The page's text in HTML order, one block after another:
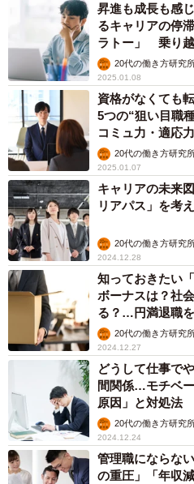
昇進も成長も感
るキャリアの停
ラトー」 乗り越
20代の働き方研究
2025.01.08
資格がなくても
5つの“狙い目職
コミュ力・適応
20代の働き方研究
2025.01.07
キャリアの未来
リアパス」を考
20代の働き方研究
2024.12.28
知っておきたい
ボーナスは？社
る？…円満退職
20代の働き方研究
2024.12.27
どうして仕事で
間関係…モチベ
原因」と対処法
20代の働き方研究
2024.12.24
管理職にならな
の重圧」「年収